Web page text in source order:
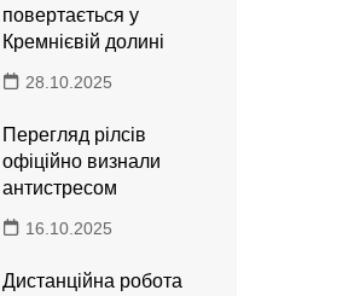
повертається у
Кремнієвій долині
28.10.2025
Перегляд рілсів
офіційно визнали
антистресом
16.10.2025
Дистанційна робота